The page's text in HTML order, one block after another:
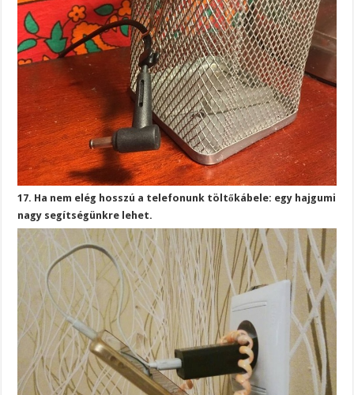
17. Ha nem elég hosszú a telefonunk töltőkábele: egy hajgumi
nagy segítségünkre lehet.